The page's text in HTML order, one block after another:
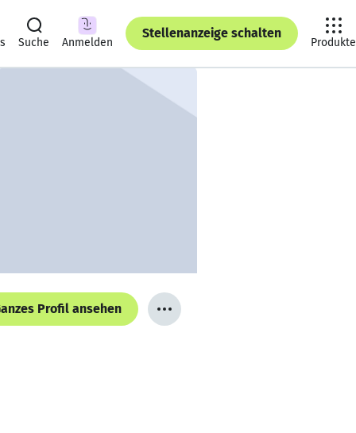
Suche Anmelden
Stellenanzeige schalten
Produkte
Profil ansehen